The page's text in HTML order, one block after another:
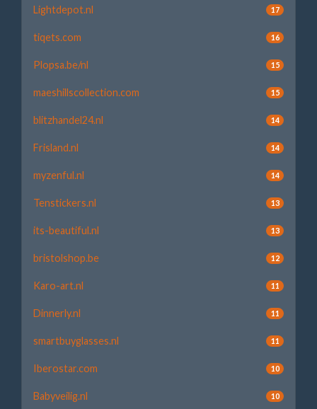
Lightdepot.nl 17
tiqets.com 16
Plopsa.be/nl 15
maeshillscollection.com 15
blitzhandel24.nl 14
Frisland.nl 14
myzenful.nl 14
Tenstickers.nl 13
its-beautiful.nl 13
bristolshop.be 12
Karo-art.nl 11
Dinnerly.nl 11
smartbuyglasses.nl 11
Iberostar.com 10
Babyveilig.nl 10